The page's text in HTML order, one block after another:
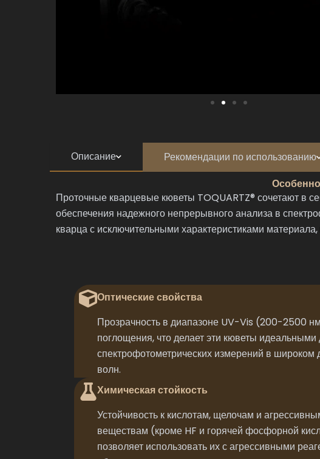
Описание
Рекомендации по использованию
Проточные кварцевые кюветы TOQUARTZ® сочетают в
обеспечения надежного непрерывного анализа в
кварца с исключительными характеристиками
Оптические свойства
Прозрачность в диапазоне UV-Vis (200-2500
поглощения, что делает эти кюветы идеальными
спектрофотометрических измерений в широком
волн.
Химическая стойкость
Устойчивость к кислотам, щелочам и
веществам (кроме HF и горячей фосфорной
позволяет использовать их с агрессивными